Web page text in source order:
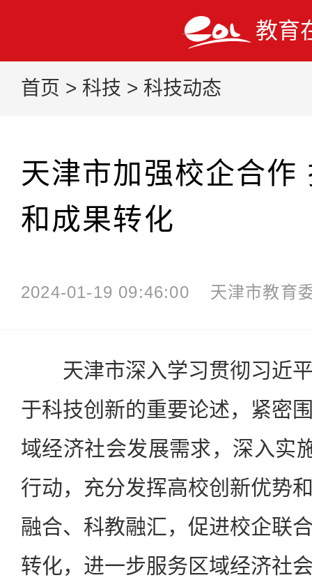
教育
首页 > 科技 > 科技动态
天津市加强校企合作
和成果转化
2024-01-19 09:46:00 天津市教育
天津市深入学习贯彻习近平
于科技创新的重要论述，紧密
域经济社会发展需求，深入实
行动，充分发挥高校创新优势
融合、科教融汇，促进校企联
转化，进一步服务区域经济社